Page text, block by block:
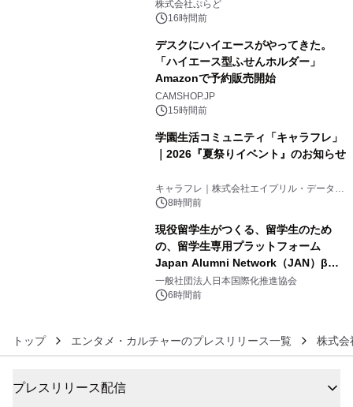
素泊りプラン
株式会社ぷらど
16時間前
デスクにハイエースがやってきた。
「ハイエース型ふせんホルダー」
Amazonで予約販売開始
CAMSHOP.JP
15時間前
学園生活コミュニティ「キャラフレ」
｜2026『夏祭りイベント』のお知らせ
キャラフレ｜株式会社エイプリル・データ・
デザインズ
8時間前
現役留学生がつくる、留学生のため
の、留学生専用プラットフォーム
Japan Alumni Network（JAN）β版
をリリース
一般社団法人日本国際化推進協会
6時間前
トップ エンタメ・カルチャーのプレスリリース一覧 株式会
プレスリリース配信